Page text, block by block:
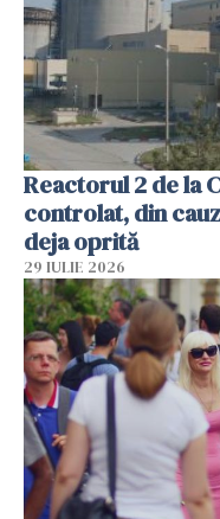
Reactorul 2 de la
controlat, din
deja oprită
29 IULIE 2026